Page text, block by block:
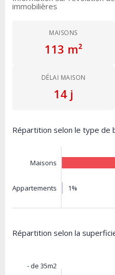
immobilières
MAISONS
113 m²
DÉLAI MAISON
14 j
Répartition selon le type de
Maisons
Appartements 1%
Répartition selon la
- de 35m2